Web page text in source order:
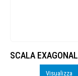
Visualizza